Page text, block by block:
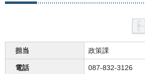
担当 政策課
電話 087-832-3126